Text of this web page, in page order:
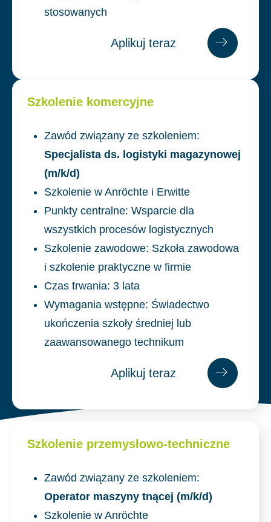
stosowanych
Apl
Aplikuj teraz
Szkolenie komercyjne
Zawód związany ze szkoleniem:
Specjalista ds. logistyki magazynowej
(m/k/d)
Szkolenie w Anröchte i Erwitte
Punkty centralne: Wsparcie dla
wszystkich procesów logistycznych
Szkolenie zawodowe: Szkoła zawodowa
i szkolenie praktyczne w firmie
Czas trwania: 3 lata
Wymagania wstępne: Świadectwo
ukończenia szkoły średniej lub
zaawansowanego technikum
Apl
Aplikuj teraz
Szkolenie przemysłowo-techniczne
Zawód związany ze szkoleniem:
Operator maszyny tnącej (m/k/d)
Szkolenie w Anröchte